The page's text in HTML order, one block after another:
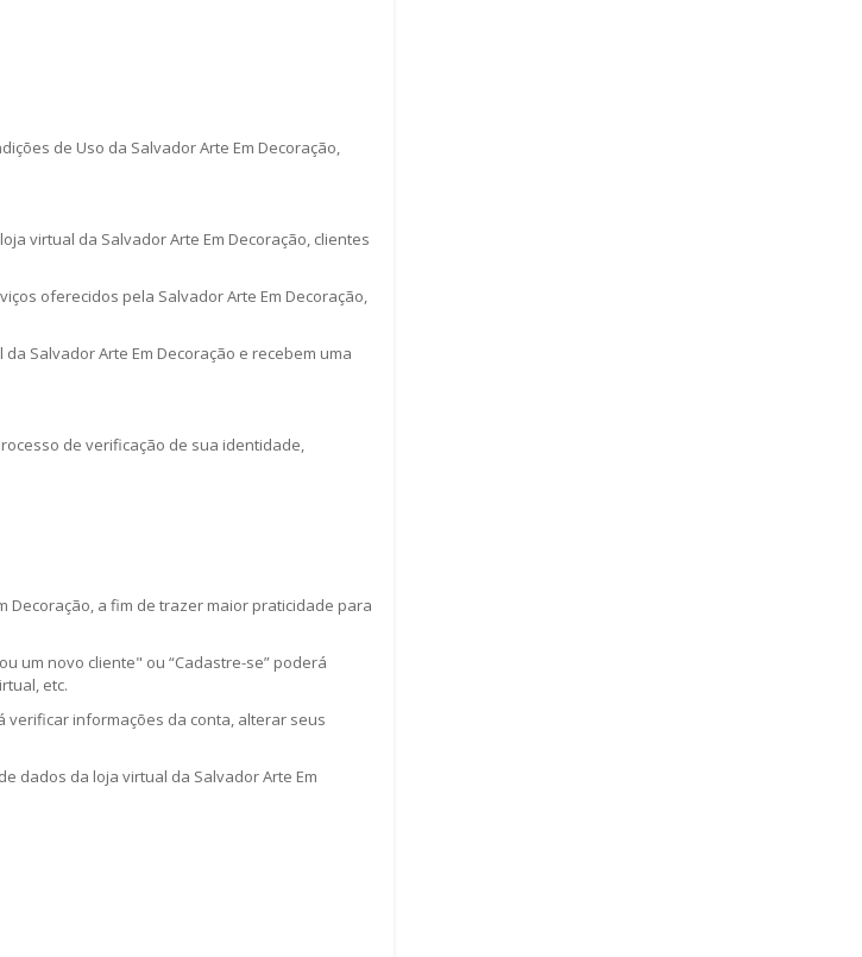
de Uso da Salvador Arte Em Decoração,
virtual da Salvador Arte Em Decoração, clientes
oferecidos pela Salvador Arte Em Decoração,
Salvador Arte Em Decoração e recebem uma
de verificação de sua identidade,
Decoração, a fim de trazer maior praticidade para
um novo cliente" ou “Cadastre-se” poderá
etc.
verificar informações da conta, alterar seus
dados da loja virtual da Salvador Arte Em